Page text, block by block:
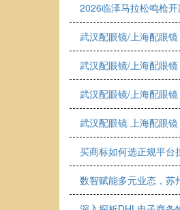
2026临泽马拉松鸣枪
武汉配眼镜/上海配眼镜
武汉配眼镜/上海配眼镜
武汉配眼镜/上海配眼镜
武汉配眼镜 上海配眼镜
买商标如何选正规平台
数智赋能多元业态，苏